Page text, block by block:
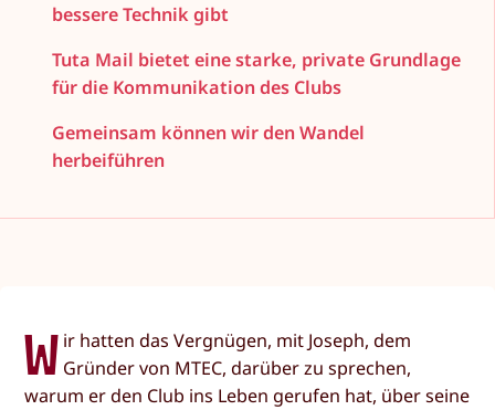
bessere Technik gibt
Tuta Mail bietet eine starke, private Grundlage
für die Kommunikation des Clubs
Gemeinsam können wir den Wandel
herbeiführen
W ir hatten das Vergnügen, mit Joseph, dem
Gründer von MTEC, darüber zu sprechen,
warum er den Club ins Leben gerufen hat, über seine